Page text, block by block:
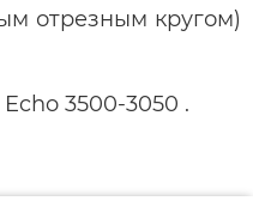
отрезным кругом)
3500-3050 .